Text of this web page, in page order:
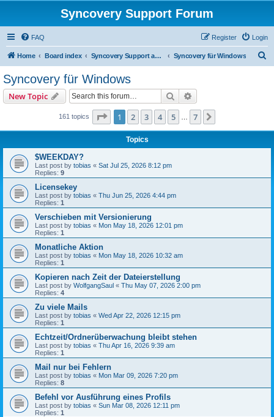
Syncovery Support Forum
FAQ Login
Register
Home Board index Syncovery Support auf Deutsch (German) Syncovery für Windows
Syncovery für Windows
New Topic Search
161 topics Page 1of 7
1 2 3 4 5 7
Topics
$WEEKDAY?
Last post by tobias « Sat Jul 25, 2026 8:12 pm
Replies: 9
Licensekey
Last post by tobias « Thu Jun 25, 2026 4:44 pm
Replies: 1
Verschieben mit Versionierung
Last post by tobias « Mon May 18, 2026 12:01 pm
Replies: 1
Monatliche Aktion
Last post by tobias « Mon May 18, 2026 10:32 am
Replies: 1
Kopieren nach Zeit der Dateierstellung
Last post by WolfgangSaul « Thu May 07, 2026 2:00 pm
Replies: 4
Zu viele Mails
Last post by tobias « Wed Apr 22, 2026 12:15 pm
Replies: 1
Echtzeit/Ordnerüberwachung bleibt stehen
Last post by tobias « Thu Apr 16, 2026 9:39 am
Replies: 1
Mail nur bei Fehlern
Last post by tobias « Mon Mar 09, 2026 7:20 pm
Replies: 8
Befehl vor Ausführung eines Profils
Last post by tobias « Sun Mar 08, 2026 12:11 pm
Replies: 1